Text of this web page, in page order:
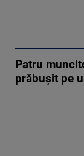
Patru
prăbușit pe